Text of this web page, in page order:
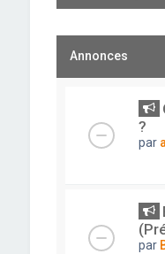
Annonces
?
par
par